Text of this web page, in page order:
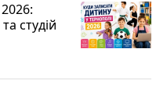
студій